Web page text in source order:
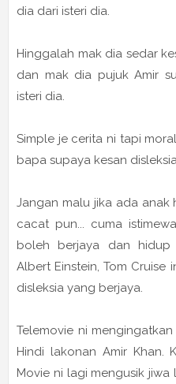
dia dari isteri dia.
Hinggalah mak dia sedar
dan mak dia pujuk Amir
isteri dia.
Simple je cerita ni tapi
bapa supaya kesan
Jangan malu jika ada anak
cacat pun... cuma
boleh berjaya dan hidup
Albert Einstein, Tom
disleksia yang berjaya.
Telemovie ni
Hindi lakonan Amir Khan.
Movie ni lagi mengusik jiwa